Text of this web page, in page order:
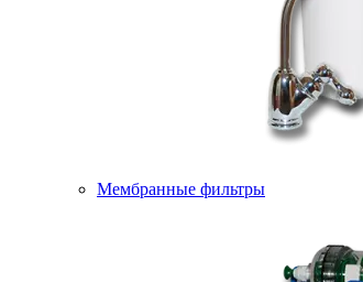
Мембранные фильтры